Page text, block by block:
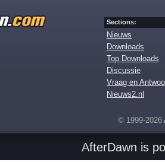
Sections:
Nieuws
Downloads
Top Downloads
Discussie
Vraag en
Nieuws2.nl
© 1999-2026
AfterDawn is